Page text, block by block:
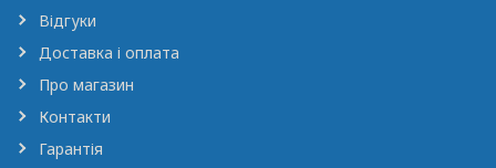
Відгуки
Доставка і оплата
Про магазин
Контакти
Гарантія